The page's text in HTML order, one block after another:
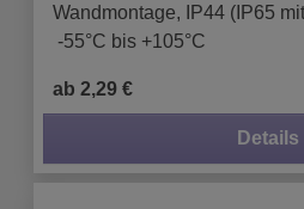
Wandmontage, IP44 (IP65
-55°C bis +105°C
ab 2,29 €
Details